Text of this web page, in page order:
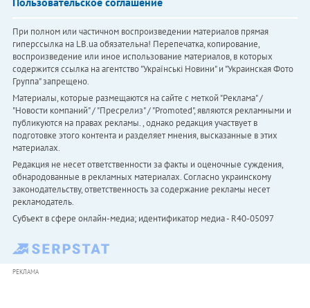
При полном или частичном воспроизведении материалов прямая
гиперссылка на LB.ua обязательна! Перепечатка, копирование,
воспроизведение или иное использование материалов, в которых
содержится ссылка на агентство "Українськi Новини" и "Украинская Фото
Группа" запрещено.
Материалы, которые размещаются на сайте с меткой "Реклама" /
"Новости компаний" / "Пресрелиз" / "Promoted", являются рекламными и
публикуются на правах рекламы. , однако редакция участвует в
подготовке этого контента и разделяет мнения, высказанные в этих
материалах.
Редакция не несет ответственности за факты и оценочные суждения,
обнародованные в рекламных материалах. Согласно украинскому
законодательству, ответственность за содержание рекламы несет
рекламодатель.
Субъект в сфере онлайн-медиа; идентификатор медиа - R40-05097
РЕКЛАМА